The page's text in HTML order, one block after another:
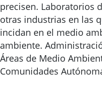
precisen. Laboratorios
otras industrias en las
incidan en el medio
ambiente.
Áreas de Medio
Comunidades